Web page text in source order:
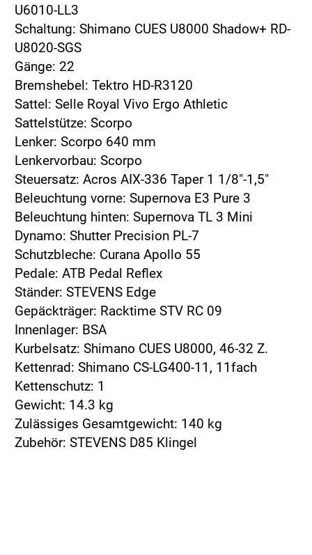
U6010-LL3
Schaltung: Shimano CUES U8000 Shadow+ RD-
U8020-SGS
Gänge: 22
Bremshebel: Tektro HD-R3120
Sattel: Selle Royal Vivo Ergo Athletic
Sattelstütze: Scorpo
Lenker: Scorpo 640 mm
Lenkervorbau: Scorpo
Steuersatz: Acros AIX-336 Taper 1 1/8"-1,5"
Beleuchtung vorne: Supernova E3 Pure 3
Beleuchtung hinten: Supernova TL 3 Mini
Dynamo: Shutter Precision PL-7
Schutzbleche: Curana Apollo 55
Pedale: ATB Pedal Reflex
Ständer: STEVENS Edge
Gepäckträger: Racktime STV RC 09
Innenlager: BSA
Kurbelsatz: Shimano CUES U8000, 46-32 Z.
Kettenrad: Shimano CS-LG400-11, 11fach
Kettenschutz: 1
Gewicht: 14.3 kg
Zulässiges Gesamtgewicht: 140 kg
Zubehör: STEVENS D85 Klingel